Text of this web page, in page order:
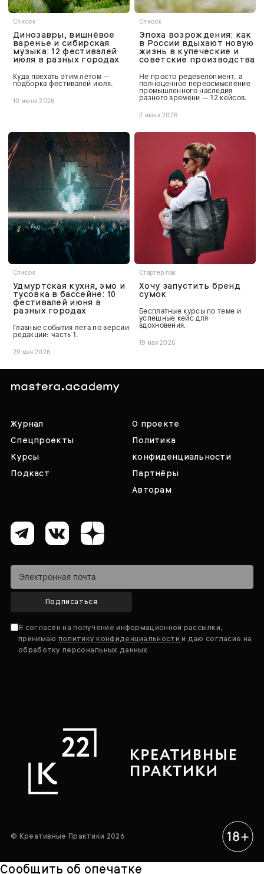
Список
Динозавры, вишнёвое
варенье и сибирская
музыка: 12 фестивалей
июля в разных городах
Куда поехать этим летом —
подборка фестивалей июля.
10 июня 2026
Список
Эпоха возрождения: как
в России вдыхают новую
жизнь в купеческие и
советские производства
Не просто редевелопмент, а
полноценное переосмысление
промышленного наследия
разного времени — 12 кейсов.
2 июня 2026
Список
Удмуртская кухня, эмо и
тусовка в бассейне: 10
фестивалей июня в
разных городах
Главные события лета по версии
редакции: часть 1.
29 мая 2026
Стартер-пак
Хочу запустить бренд
сумок
Бесплатные курсы по теме и
успешные кейс для
вдохновения.
19 мая 2026
Журнал
Спецпроекты
Курсы
Подкаст
О проекте
Политика
конфиденциальности
Партнёры
Авторам
Подписаться
Я согласен на получение информационной рассылки,
принимаю политику конфиденциальностии даю согласие на
обработку персональных данных
© Креативные Практики 2026
Сообщить об опечатке